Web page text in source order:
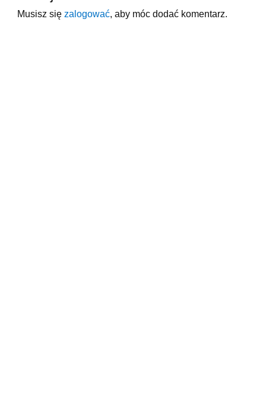
Musisz się zalogować , aby móc dodać komentarz.